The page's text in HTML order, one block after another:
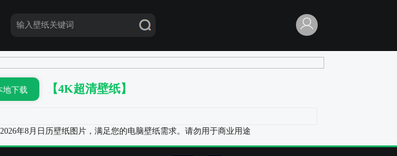
地下载 【4K超清壁纸】
年8月日历壁纸图片，满足您的电脑壁纸需求。请勿用于商业用途